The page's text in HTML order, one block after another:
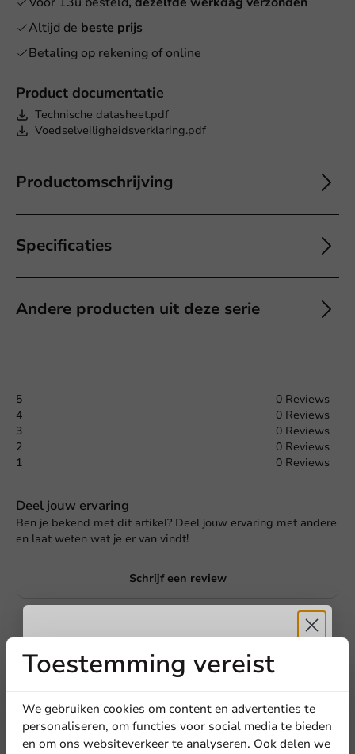
Product documentatie
Technische datasheet.pdf
Voedselveiligheidsverklaring.pdf
Productomschrijving
Specificaties
Andere producten uit deze serie
Altijd de beste prijs
Betaling op rekening of online
5
0 Reviews
4
0 Reviews
3
0 Reviews
2
0 Reviews
1
0 Reviews
Deel jouw ervaring
Ben je bekend met dit artikel? Deel jouw ervaring met andere
en laat weten wat je er van vindt!
Schrijf een review
Toestemming vereist
We gebruiken cookies om content en advertenties te
personaliseren, om functies voor social media te bieden
en om ons websiteverkeer te analyseren. Ook delen we
Ontvang5%
korting